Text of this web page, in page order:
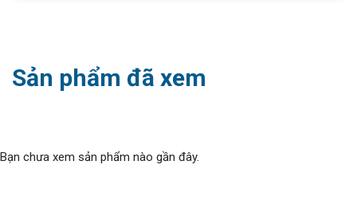
Sản phẩm đã xem
Bạn chưa xem sản phẩm nào gần đây.